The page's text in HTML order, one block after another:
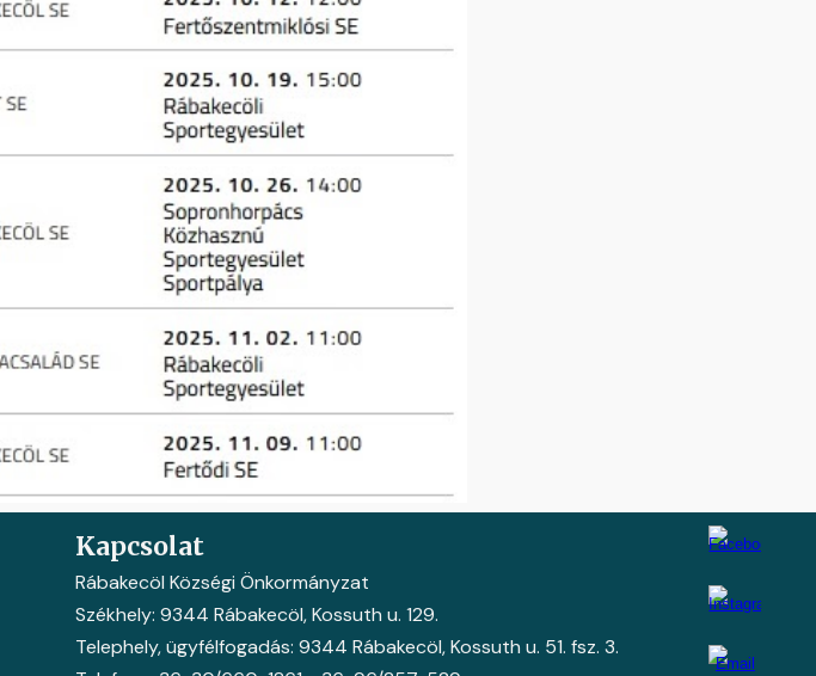
Kapcsolat
Rábakecöl Községi Önkormányzat
Székhely: 9344 Rábakecöl, Kossuth u. 129.
Telephely, ügyfélfogadás: 9344 Rábakecöl, Kossuth u. 51. fsz. 3.